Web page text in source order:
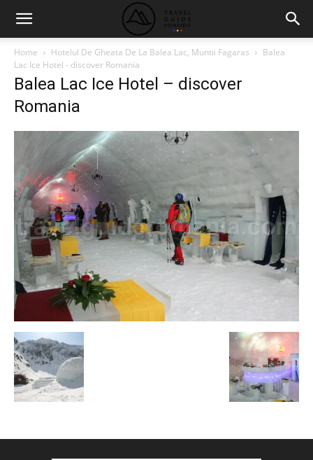
Home Hotelul De Gheata De La Balea Lac, Muntii Fagaras
Balea
Lac Ice Hotel - discover Romania
Balea Lac Ice Hotel – discover
Romania